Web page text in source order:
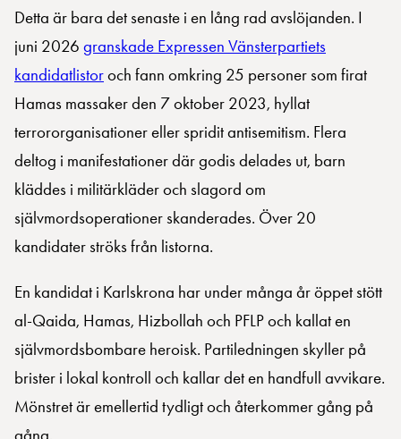
Detta är bara det senaste i en lång rad avslöjanden. I
juni 2026 granskade Expressen Vänsterpartiets
kandidatlistoroch fann omkring 25 personer som firat
Hamas massaker den 7 oktober 2023, hyllat
terrororganisationer eller spridit antisemitism. Flera
deltog i manifestationer där godis delades ut, barn
kläddes i militärkläder och slagord om
självmordsoperationer skanderades. Över 20
kandidater ströks från listorna.
En kandidat i Karlskrona har under många år öppet stött
al-Qaida, Hamas, Hizbollah och PFLP och kallat en
självmordsbombare heroisk. Partiledningen skyller på
brister i lokal kontroll och kallar det en handfull avvikare.
Mönstret är emellertid tydligt och återkommer gång på